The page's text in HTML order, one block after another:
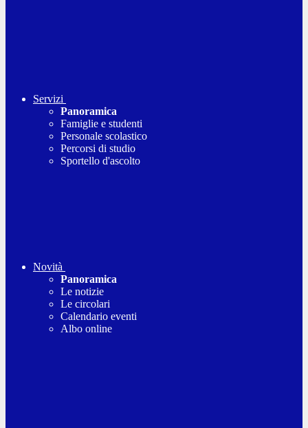
Servizi
Panoramica
Famiglie e studenti
Personale scolastico
Percorsi di studio
Sportello d'ascolto
Novità
Panoramica
Le notizie
Le circolari
Calendario eventi
Albo online